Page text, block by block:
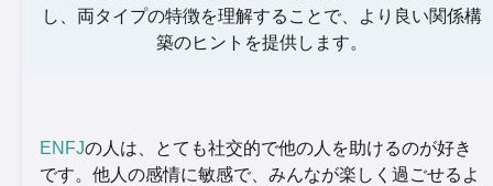
し、両タイプの特徴を理解することで、より良い関係構
築のヒントを提供します。
ENFJの人は、とても社交的で他の人を助けるのが好き
です。他人の感情に敏感で、みんなが楽しく過ごせるよ